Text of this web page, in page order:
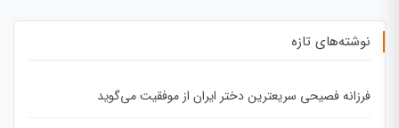
نوشته‌های تازه
فرزانه فصیحی سریعترین دختر ایران از موفقیت می‌گوید